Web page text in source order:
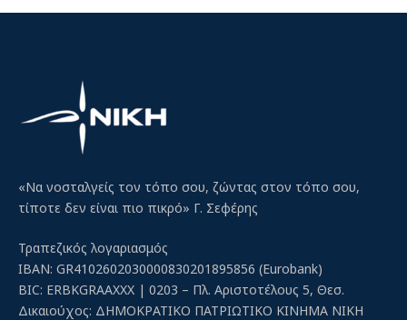
«Να νοσταλγείς τον τόπο σου, ζώντας στον τόπο σου,
τίποτε δεν είναι πιο πικρό» Γ. Σεφέρης
Τραπεζικός λογαριασμός
IBAN: GR4102602030000830201895856 (Eurobank)
BIC: ERBKGRAAXXX | 0203 – Πλ. Αριστοτέλους 5, Θεσ.
Δικαιούχος: ΔΗΜΟΚΡΑΤΙΚΟ ΠΑΤΡΙΩΤΙΚΟ ΚΙΝΗΜΑ ΝΙΚΗ